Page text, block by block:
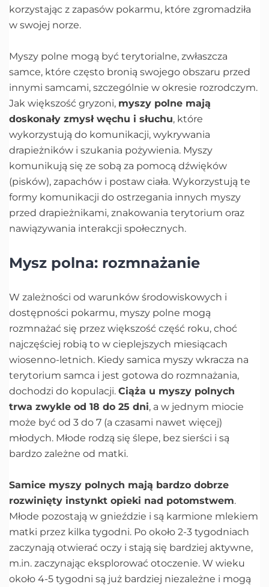
korzystając z zapasów pokarmu, które zgromadziła
w swojej norze.
Myszy polne mogą być terytorialne, zwłaszcza
samce, które często bronią swojego obszaru przed
innymi samcami, szczególnie w okresie rozrodczym.
Jak większość gryzoni, myszy polne mają
doskonały zmysł węchu i słuchu, które
wykorzystują do komunikacji, wykrywania
drapieżników i szukania pożywienia. Myszy
komunikują się ze sobą za pomocą dźwięków
(pisków), zapachów i postaw ciała. Wykorzystują te
formy komunikacji do ostrzegania innych myszy
przed drapieżnikami, znakowania terytorium oraz
nawiązywania interakcji społecznych.
Mysz polna: rozmnażanie
W zależności od warunków środowiskowych i
dostępności pokarmu, myszy polne mogą
rozmnażać się przez większość część roku, choć
najczęściej robią to w cieplejszych miesiącach
wiosenno-letnich. Kiedy samica myszy wkracza na
terytorium samca i jest gotowa do rozmnażania,
dochodzi do kopulacji. Ciąża u myszy polnych
trwa zwykle od 18 do 25 dni, a w jednym miocie
może być od 3 do 7 (a czasami nawet więcej)
młodych. Młode rodzą się ślepe, bez sierści i są
bardzo zależne od matki.
Samice myszy polnych mają bardzo dobrze
rozwinięty instynkt opieki nad potomstwem.
Młode pozostają w gnieździe i są karmione mlekiem
matki przez kilka tygodni. Po około 2-3 tygodniach
zaczynają otwierać oczy i stają się bardziej aktywne,
m.in. zaczynając eksplorować otoczenie. W wieku
około 4-5 tygodni są już bardziej niezależne i mogą